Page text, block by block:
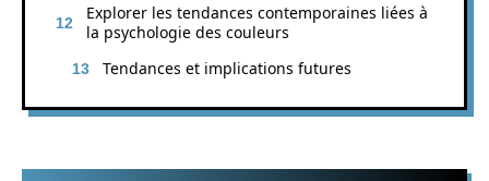
Explorer les tendances contemporaines liées à
la psychologie des couleurs
Tendances et implications futures